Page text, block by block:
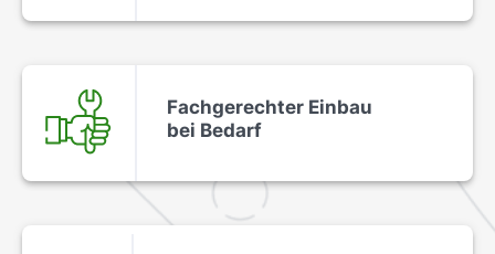
Fachgerechter Einbau
bei Bedarf